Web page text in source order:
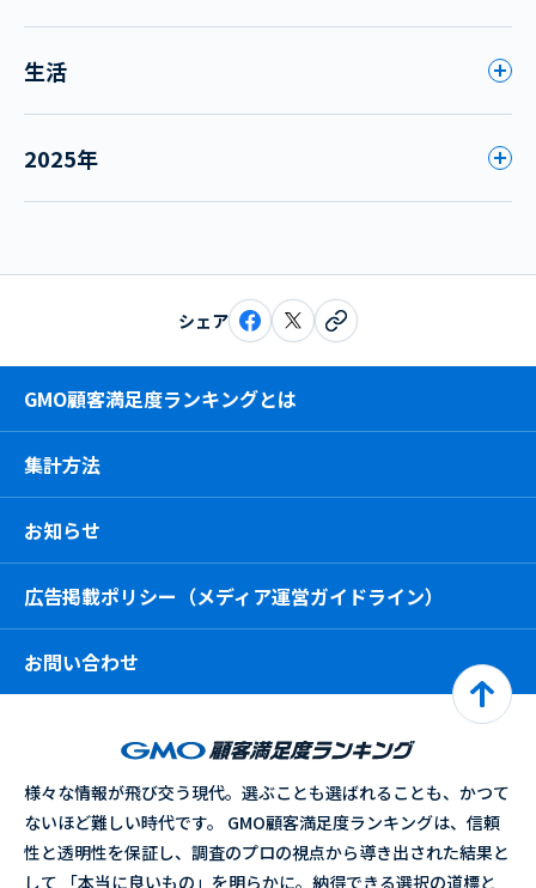
生活
2025年
シェア
GMO顧客満足度ランキングとは
集計方法
お知らせ
広告掲載ポリシー（メディア運営ガイドライン）
お問い合わせ
様々な情報が飛び交う現代。選ぶことも選ばれることも、かつて
ないほど難しい時代です。 GMO顧客満足度ランキングは、信頼
性と透明性を保証し、調査のプロの視点から導き出された結果と
して 「本当に良いもの」を明らかに。納得できる選択の道標と